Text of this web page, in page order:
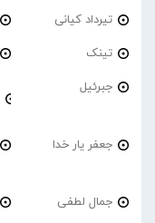
تیرداد کیانی
تینک
جبرئیل
جعفر یار خدا
جمال لطفی